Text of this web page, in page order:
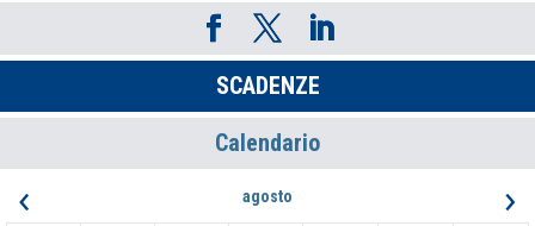
SCADENZE
Calendario
‹ agosto ›